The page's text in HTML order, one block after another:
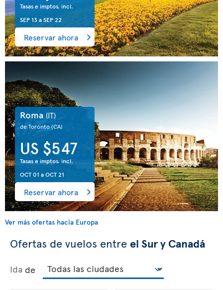
Tasas e imptos. incl.
SEP 13aSEP 22
Reservar ahora
Roma (IT)
de Toronto(CA)
US $547
Tasas e imptos. incl.
OCT 01 aOCT 21
Reservar ahora
Ver más ofertas hacia Europa
Ofertas de vuelos entre el Sur y Canadá
Ida de